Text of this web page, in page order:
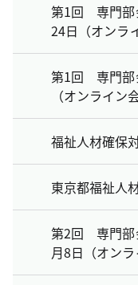
第1回 専門部
24日（オンラ
第1回 専門部
（オンライン
福祉人材確保
東京都福祉人
第2回 専門部
月8日（オンラ